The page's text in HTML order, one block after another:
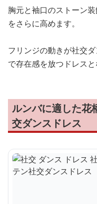
胸元と袖口のストーン
をさらに高めます。
フリンジの動きが社交
で存在感を放つドレスと
ルンバに適した花
交ダンスドレス